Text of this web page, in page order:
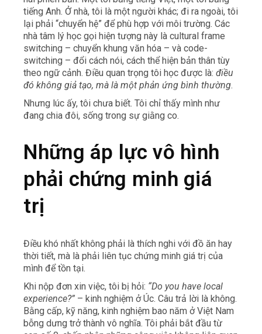
tiếng Anh. Ở nhà, tôi là một người khác; đi ra ngoài, tôi
lại phải “chuyển hệ” để phù hợp với môi trường. Các
nhà tâm lý học gọi hiện tượng này là cultural frame
switching – chuyển khung văn hóa – và code-
switching – đổi cách nói, cách thể hiện bản thân tùy
theo ngữ cảnh. Điều quan trọng tôi học được là:điều
đó không giả tạo, mà là một phản ứng bình thường.
Nhưng lúc ấy, tôi chưa biết. Tôi chỉ thấy mình như
đang chia đôi, sống trong sự giằng co.
Những áp lực vô hình
phải chứng minh giá
trị
Điều khó nhất không phải là thích nghi với đồ ăn hay
thời tiết, mà là phải liên tục chứng minh giá trị của
mình để tồn tại.
Khi nộp đơn xin việc, tôi bị hỏi: “Do you have local
experience?” – kinh nghiệm ở Úc. Câu trả lời là không.
Bằng cấp, kỹ năng, kinh nghiệm bao năm ở Việt Nam
bỗng dưng trở thành vô nghĩa. Tôi phải bắt đầu từ